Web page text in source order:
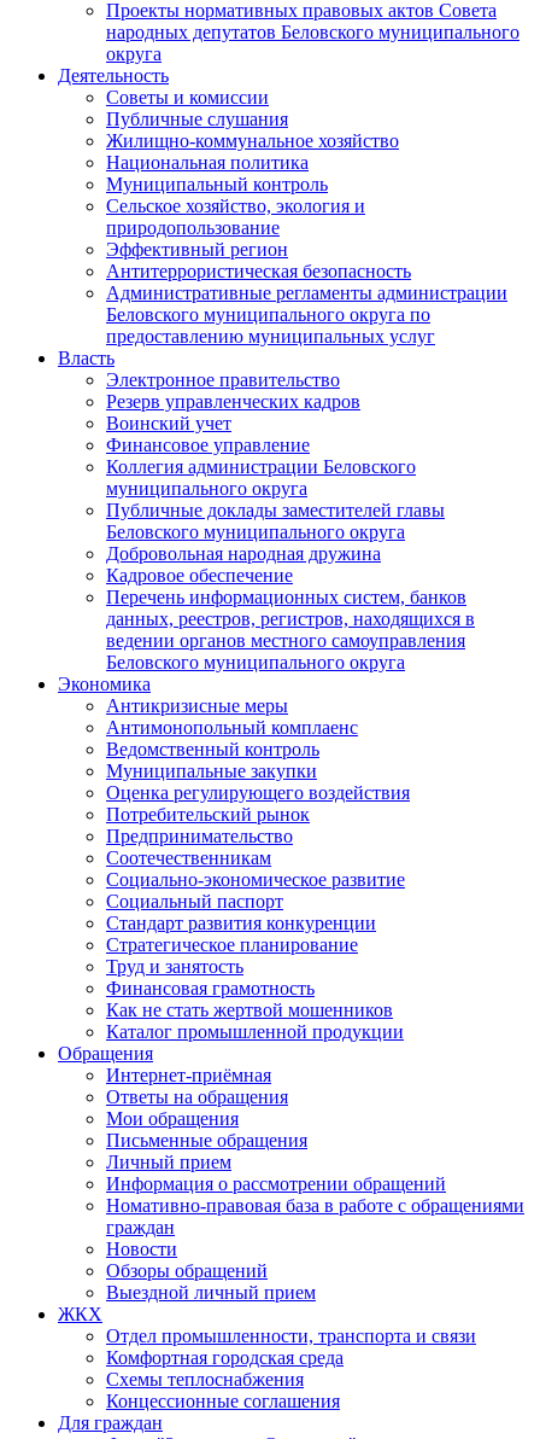
Проекты нормативных правовых актов Совета
народных депутатов Беловского муниципального
округа
Деятельность
Советы и комиссии
Публичные слушания
Жилищно-коммунальное хозяйство
Национальная политика
Муниципальный контроль
Сельское хозяйство, экология и
природопользование
Эффективный регион
Антитеррористическая безопасность
Административные регламенты администрации
Беловского муниципального округа по
предоставлению муниципальных услуг
Власть
Электронное правительство
Резерв управленческих кадров
Воинский учет
Финансовое управление
Коллегия администрации Беловского
муниципального округа
Публичные доклады заместителей главы
Беловского муниципального округа
Добровольная народная дружина
Кадровое обеспечение
Перечень информационных систем, банков
данных, реестров, регистров, находящихся в
ведении органов местного самоуправления
Беловского муниципального округа
Экономика
Антикризисные меры
Антимонопольный комплаенс
Ведомственный контроль
Муниципальные закупки
Оценка регулирующего воздействия
Потребительский рынок
Предпринимательство
Соотечественникам
Социально-экономическое развитие
Социальный паспорт
Стандарт развития конкуренции
Стратегическое планирование
Труд и занятость
Финансовая грамотность
Как не стать жертвой мошенников
Каталог промышленной продукции
Обращения
Интернет-приёмная
Ответы на обращения
Мои обращения
Письменные обращения
Личный прием
Информация о рассмотрении обращений
Номативно-правовая база в работе с обращениями
граждан
Новости
Обзоры обращений
Выездной личный прием
ЖКХ
Отдел промышленности, транспорта и связи
Комфортная городская среда
Схемы теплоснабжения
Концессионные соглашения
Для граждан